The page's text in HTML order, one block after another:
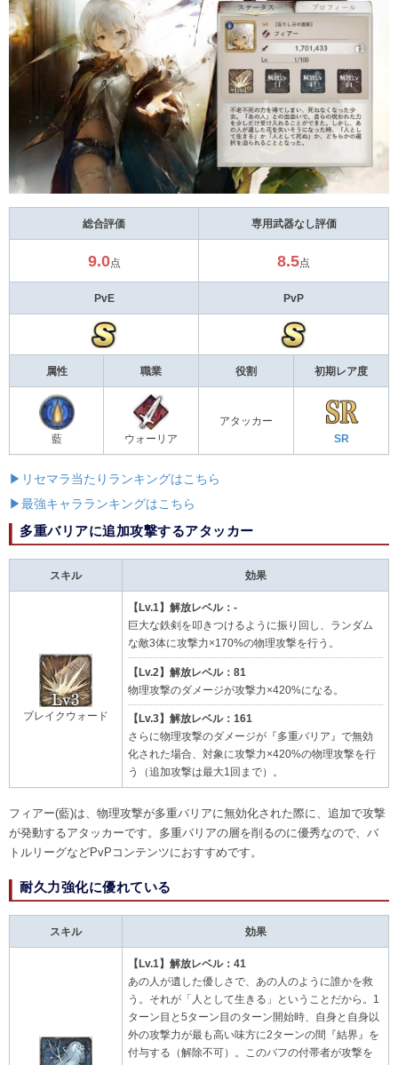
総合評価 専用武器なし評価
9.0点 8.5点
PvE PvP
属性 職業 役割 初期レア度
藍 ウォーリア
アタッカー
SR
▶リセマラ当たりランキングはこちら
▶最強キャラランキングはこちら
多重バリアに追加攻撃するアタッカー
スキル 効果
ブレイクウォード
【Lv.1】解放レベル：-
巨大な鉄剣を叩きつけるように振り回し、ランダム
な敵3体に攻撃力×170%の物理攻撃を行う。
【Lv.2】解放レベル：81
物理攻撃のダメージが攻撃力×420%になる。
【Lv.3】解放レベル：161
さらに物理攻撃のダメージが『多重バリア』で無効
化された場合、対象に攻撃力×420%の物理攻撃を行
う（追加攻撃は最大1回まで）。
フィアー(藍)は、物理攻撃が多重バリアに無効化された際に、追加で攻撃
が発動するアタッカーです。多重バリアの層を削るのに優秀なので、バ
トルリーグなどPvPコンテンツにおすすめです。
耐久力強化に優れている
スキル 効果
【Lv.1】解放レベル：41
あの人が遺した優しさで、あの人のように誰かを救
う。それが「人として生きる」ということだから。1
ターン目と5ターン目のターン開始時、自身と自身以
外の攻撃力が最も高い味方に2ターンの間『結界』を
付与する（解除不可）。このバフの付帯者が攻撃を